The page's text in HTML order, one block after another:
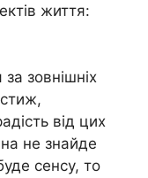
життя:
зовнішніх
від цих
не знайде
сенсу, то